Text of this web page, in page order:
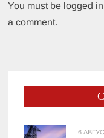
You must be logged
a comment.
6